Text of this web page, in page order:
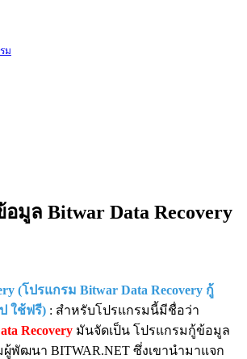
ม
มูล Bitwar Data Recovery
(โปรแกรม Bitwar Data Recovery กู้
ใช้ฟรี) : สำหรับโปรแกรมนี้มีชื่อว่า
Recovery มันจัดเป็น โปรแกรมกู้ข้อมูล
พัฒนา BITWAR.NET ซึ่งเขานำมาแจก